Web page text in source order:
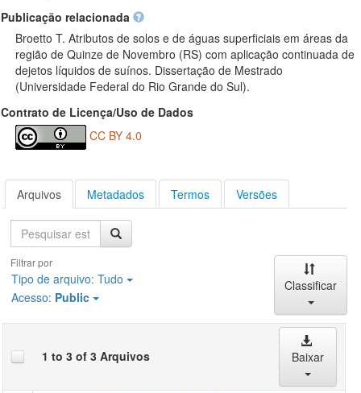
Publicação relacionada
Broetto T. Atributos de solos e de águas superficiais em áreas da
região de Quinze de Novembro (RS) com aplicação continuada de
dejetos líquidos de suínos. Dissertação de Mestrado
(Universidade Federal do Rio Grande do Sul).
Contrato de Licença/Uso de Dados
CC BY 4.0
Arquivos Metadados Termos Versões
Pesquisa
Filtrar por
Tipo de arquivo: Tudo
Acesso: Public
Classificar
1 to 3 of 3 Arquivos Baixar